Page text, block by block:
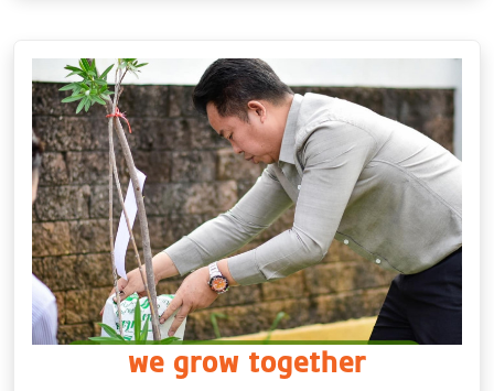
we grow together